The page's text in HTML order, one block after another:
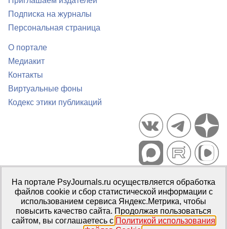
Подписка на журналы
Персональная страница
О портале
Медиакит
Контакты
Виртуальные фоны
Кодекс этики публикаций
Портал психологических изданий PsyJournals.ru, 2007–2026
Правила использования материалов
Свидетельство регистрации СМИЭл № ФС77-66447 от 14 июля
2016 г.
Издатель: ФГБОУ ВО МГППУ
На портале PsyJournals.ru осуществляется обработка
файлов cookie и сбор статистической информации с
использованием сервиса Яндекс.Метрика, чтобы
повысить качество сайта. Продолжая пользоваться
сайтом, вы соглашаетесь с Политикой использования